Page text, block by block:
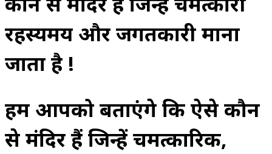
रहस्यमय और जगतकारी माना
जाता है !
हम आपको बताएंगे कि ऐसे कौन
से मंदिर हैं जिन्हें चमत्कारिक,